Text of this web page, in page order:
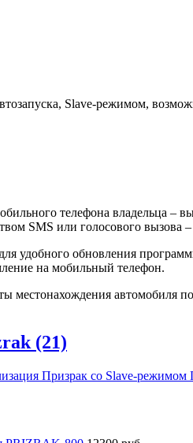
Slave-режимом,
телефона владельца
SMS или голосового вызова
удобного обновления
на мобильный телефон.
местонахождения автомобиля
(21)
Призрак со Slave-режимом